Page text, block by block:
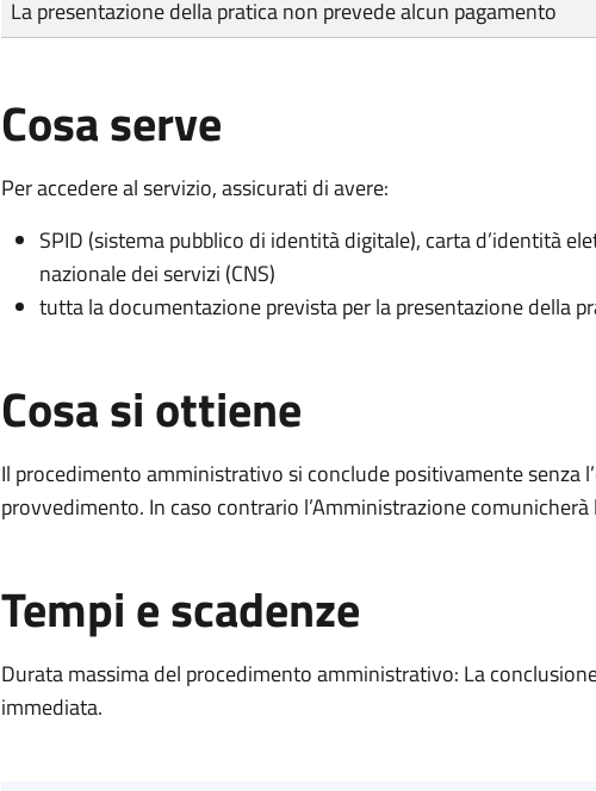
La presentazione della pratica non prevede alcun pagamento
Cosa serve
Per accedere al servizio, assicurati di avere:
SPID (sistema pubblico di identità digitale), carta d’identità
nazionale dei servizi (CNS)
tutta la documentazione prevista per la presentazione della
Cosa si ottiene
Il procedimento amministrativo si conclude positivamente senza
provvedimento. In caso contrario l’Amministrazione comunicherà
Tempi e scadenze
Durata massima del procedimento amministrativo: La
immediata.